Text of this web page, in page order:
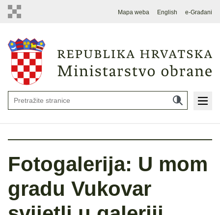
Mapa weba English e-Građani
Fotogalerija: U mom
gradu Vukovar